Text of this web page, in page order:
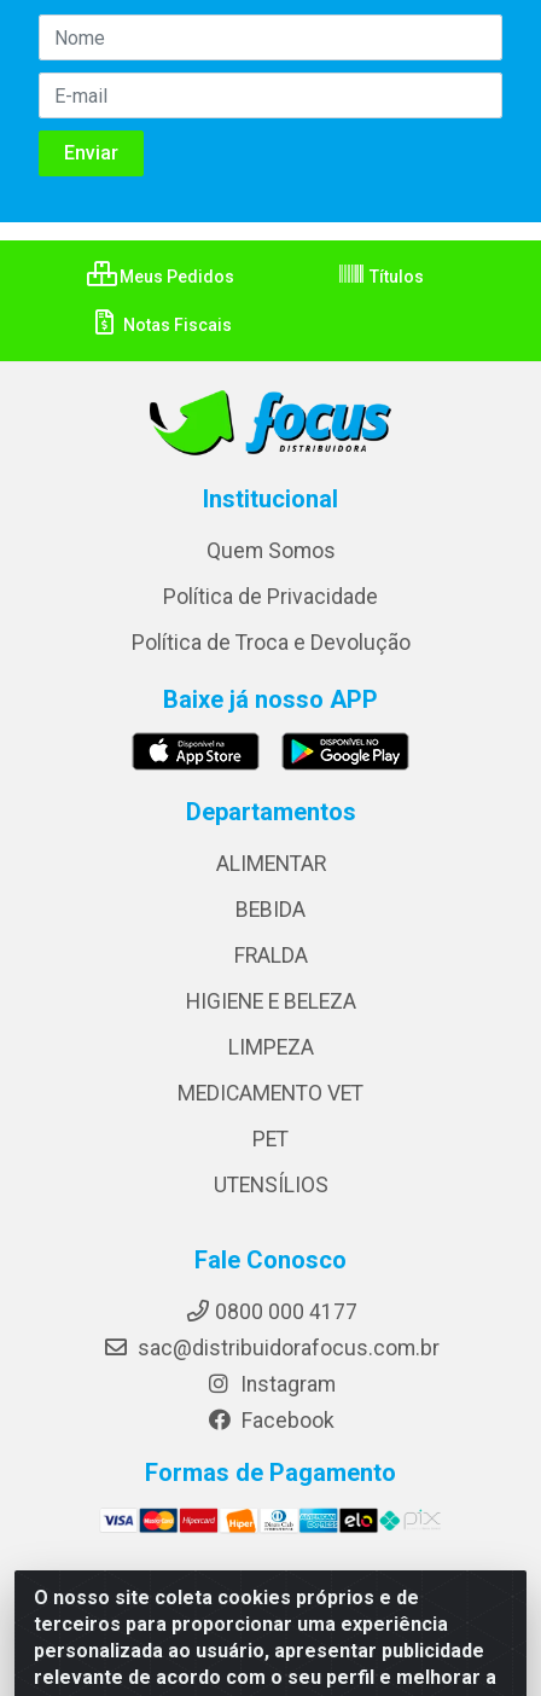
O nosso site coleta cookies próprios e de
terceiros para proporcionar uma experiência
personalizada ao usuário, apresentar publicidade
relevante de acordo com o seu perfil e melhorar a
Meus Pedidos Títulos
Notas Fiscais
Institucional
Quem Somos
Política de Privacidade
Política de Troca e Devolução
Baixe já nosso APP
Departamentos
ALIMENTAR
BEBIDA
FRALDA
HIGIENE E BELEZA
LIMPEZA
MEDICAMENTO VET
PET
UTENSÍLIOS
Fale Conosco
0800 000 4177
sac@distribuidorafocus.com.br
Instagram
Facebook
Formas de Pagamento
Focus Distribuidora LTDA - Rua Republica Eslovaca, 1121
- Muribeca, Jaboatão dos Guararapes/PE - CEP 54350-
195 - CNPJ 10.960.053/0001-08